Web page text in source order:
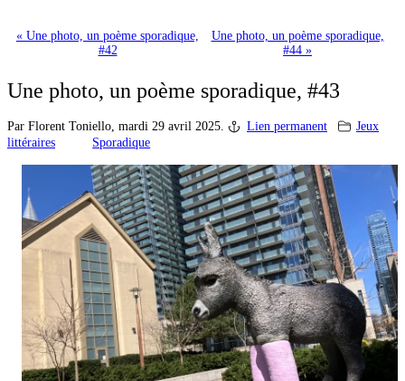
« Une photo, un poème sporadique,
#42
Une photo, un poème sporadique,
#44 »
Une photo, un poème sporadique, #43
Par Florent Toniello, mardi 29 avril 2025. Lien permanent
Jeux
littéraires
Sporadique